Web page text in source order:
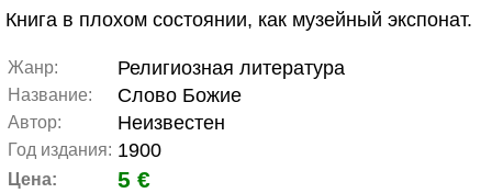
Книга в плохом состоянии, как музейный экспонат.
Жанр: Религиозная литература
Название: Слово Божие
Автор: Неизвестен
Год издания: 1900
Цена: 5 €